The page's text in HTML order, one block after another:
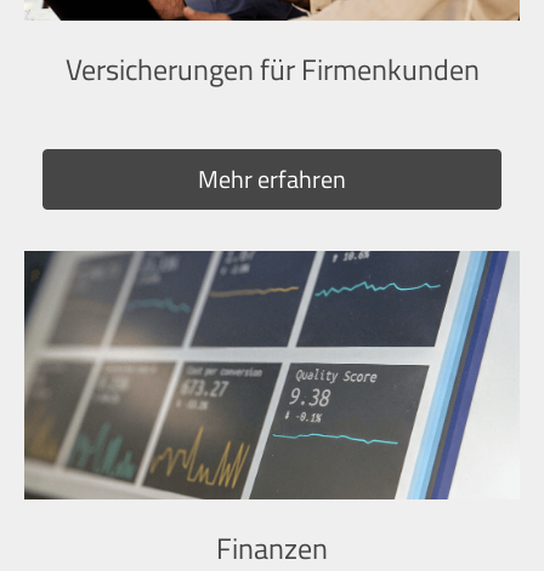
Versicherungen für Firmenkunden
Mehr erfahren
Finanzen